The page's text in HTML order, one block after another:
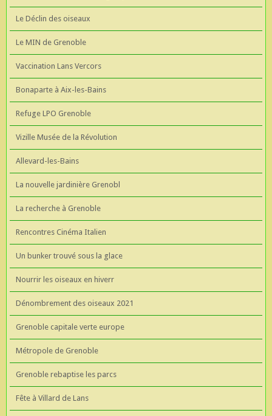
Le Déclin des oiseaux
Le MIN de Grenoble
Vaccination Lans Vercors
Bonaparte à Aix-les-Bains
Refuge LPO Grenoble
Vizille Musée de la Révolution
Allevard-les-Bains
La nouvelle jardinière Grenobl
La recherche à Grenoble
Rencontres Cinéma Italien
Un bunker trouvé sous la glace
Nourrir les oiseaux en hiverr
Dénombrement des oiseaux 2021
Grenoble capitale verte europe
Métropole de Grenoble
Grenoble rebaptise les parcs
Fête à Villard de Lans